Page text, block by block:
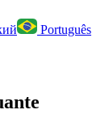
Português